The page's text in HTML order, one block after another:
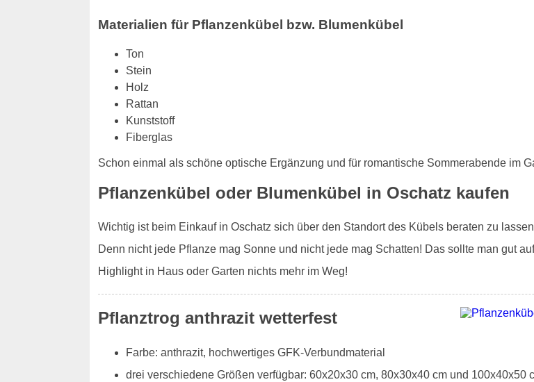
Materialien für Pflanzenkübel bzw. Blumenkübel
Ton
Stein
Holz
Rattan
Kunststoff
Fiberglas
Schon einmal als schöne optische Ergänzung und für romantische Sommerabende im
Pflanzenkübel oder Blumenkübel in Oschatz kaufen
Wichtig ist beim Einkauf in Oschatz sich über den Standort des Kübels beraten zu
Denn nicht jede Pflanze mag Sonne und nicht jede mag Schatten! Das sollte man gut
Highlight in Haus oder Garten nichts mehr im Weg!
Pflanztrog anthrazit wetterfest
Farbe: anthrazit, hochwertiges GFK-Verbundmaterial
drei verschiedene Größen verfügbar: 60x20x30 cm, 80x30x40 cm und 100x40x50